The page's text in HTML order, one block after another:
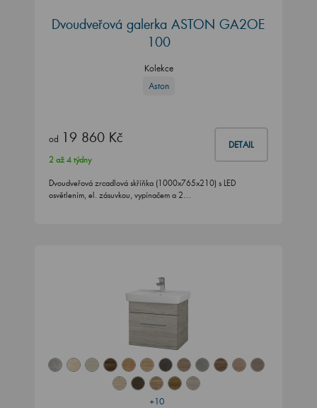
Dvoudveřová galerka ASTON GA2OE
100
Kolekce
Aston
od 19 860 Kč DETAIL
2 až 4 týdny
Dvoudveřová zrcadlová skříňka (1000x765x210) s LED
osvětlením, el. zásuvkou, vypínačem a 2…
+10